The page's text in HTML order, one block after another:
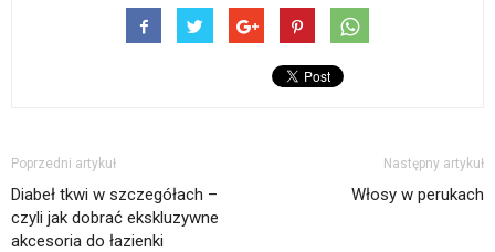
Poprzedni artykuł
Diabeł tkwi w szczegółach –
czyli jak dobrać ekskluzywne
akcesoria do łazienki
Następny artykuł
Włosy w perukach